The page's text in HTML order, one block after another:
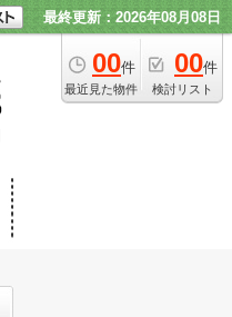
最終更新：2026年08月08日
00件
最近見た物件
00件
検討リスト